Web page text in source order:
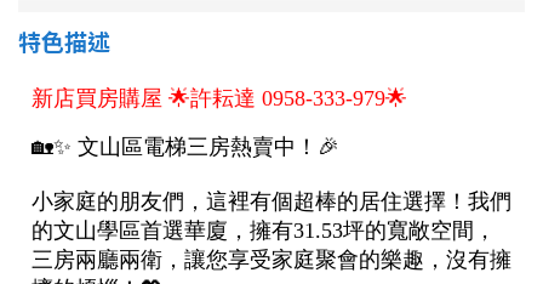
1樓
21樓以上
特色描述